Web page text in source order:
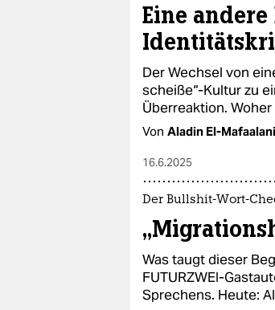
Eine
Der Wechsel von
scheiße“-Kultur zu
Überreaktion.
Von Aladin El-Mafaalani
16.6.2025
Der Bullshit-Wort-
Was taugt dieser
FUTURZWEI-
Sprechens. Heute: